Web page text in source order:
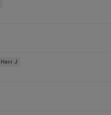
Herr J